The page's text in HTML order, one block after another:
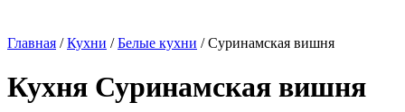
Главная /Кухни /Белые кухни / Суринамская вишня
Кухня Суринамская вишня